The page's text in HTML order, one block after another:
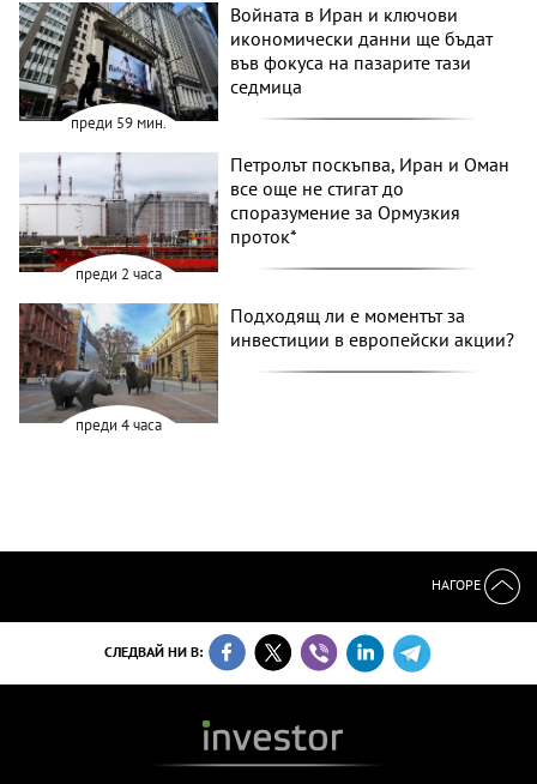
преди 59 мин.
Войната в Иран и ключови
икономически данни ще бъдат
във фокуса на пазарите тази
седмица
преди 2 часа
Петролът поскъпва, Иран и Оман
все още не стигат до
споразумение за Ормузкия
проток*
преди 4 часа
Подходящ ли е моментът за
инвестиции в европейски акции?
НАГОРЕ
СЛЕДВАЙ НИ В: